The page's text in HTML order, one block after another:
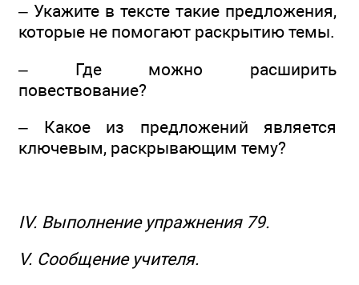
– Укажите в тексте такие предложения,
которые не помогают раскрытию темы.
– Где можно расширить
повествование?
– Какое из предложений является
ключевым, раскрывающим тему?
IV. Выполнение упражнения 79.
V. Сообщение учителя.